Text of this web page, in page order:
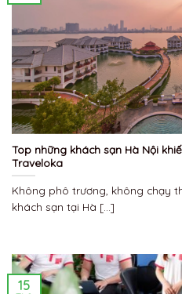
Top những khách sạn Hà Nội
Traveloka
Không phô trương, không chạy
khách sạn tại Hà [...]
15